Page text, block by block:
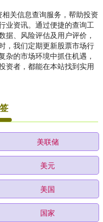
关信息查询服务，帮助投资
业资讯。通过便捷的查询工
据、风险评估及用户评价，
，我们定期更新股票市场行
杂的市场环境中抓住机遇，
资者，都能在本站找到实用
美联储
美元
美国
国家